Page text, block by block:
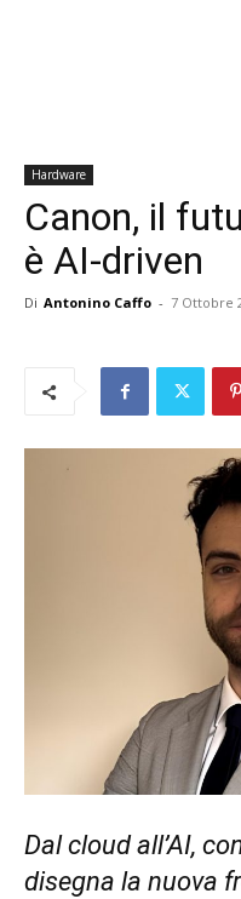
Hardware
Canon, il
è AI-driven
Di Antonino Caffo - 7 Ottobre
Dal cloud all’AI,
disegna la nuova